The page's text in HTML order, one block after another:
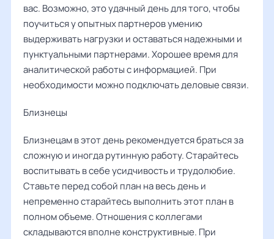
вас. Возможно, это удачный день для того, чтобы
поучиться у опытных партнеров умению
выдерживать нагрузки и оставаться надежными и
пунктуальными партнерами. Хорошее время для
аналитической работы с информацией. При
необходимости можно подключать деловые связи.
Близнецы
Близнецам в этот день рекомендуется браться за
сложную и иногда рутинную работу. Старайтесь
воспитывать в себе усидчивость и трудолюбие.
Ставьте перед собой план на весь день и
непременно старайтесь выполнить этот план в
полном объеме. Отношения с коллегами
складываются вполне конструктивные. При